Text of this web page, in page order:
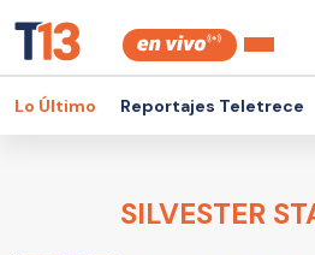
Lo Último Reportajes Teletrece
SILVESTER